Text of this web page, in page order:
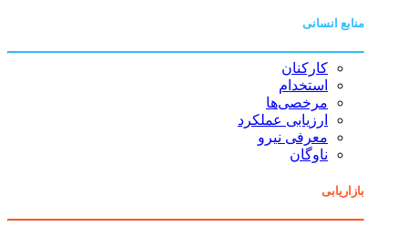
منابع انسانی
کارکنان
استخدام
مرخصی‌ها
ارزیابی عملکرد
معرفی نیرو
ناوگان
بازاریابی